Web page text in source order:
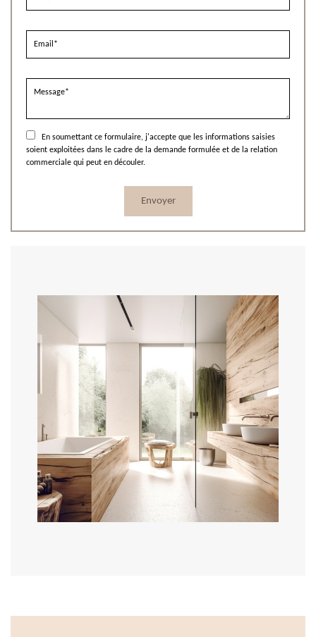
En soumettant ce formulaire, j'accepte que les informations saisies
soient exploitées dans le cadre de la demande formulée et de la relation
commerciale qui peut en découler.